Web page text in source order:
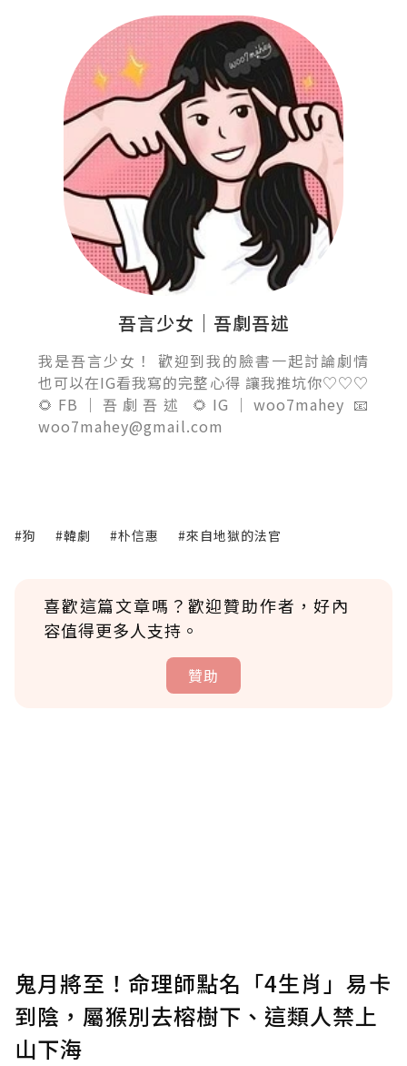
吾言少女｜吾劇吾述
我是吾言少女！ 歡迎到我的臉書一起討論劇情
也可以在IG看我寫的完整心得 讓我推坑你♡♡♡
🌻FB｜吾劇吾述 🌻IG｜woo7mahey 📧
woo7mahey@gmail.com
#狗 #韓劇 #朴信惠 #來自地獄的法官
喜歡這篇文章嗎？歡迎贊助作者，好內
容值得更多人支持。
贊助
確認送出
鬼月將至！命理師點名「4生肖」易卡
到陰，屬猴別去榕樹下、這類人禁上
山下海